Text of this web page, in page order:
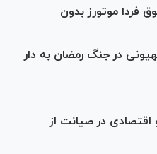
فردا موتورز بدون
در جنگ رمضان به دار
اقتصادی در صیانت از